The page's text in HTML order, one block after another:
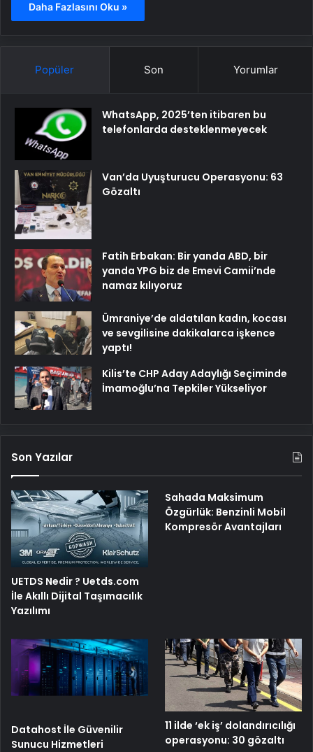
Daha Fazlasını Oku »
Popüler Son Yorumlar
WhatsApp, 2025’ten itibaren bu
telefonlarda desteklenmeyecek
Van’da Uyuşturucu Operasyonu: 63
Gözaltı
Fatih Erbakan: Bir yanda ABD, bir
yanda YPG biz de Emevi Camii’nde
namaz kılıyoruz
Ümraniye’de aldatılan kadın, kocası
ve sevgilisine dakikalarca işkence
yaptı!
Kilis’te CHP Aday Adaylığı Seçiminde
İmamoğlu’na Tepkiler Yükseliyor
Son Yazılar
UETDS Nedir ? Uetds.com
İle Akıllı Dijital Taşımacılık
Yazılımı
Sahada Maksimum
Özgürlük: Benzinli Mobil
Kompresör Avantajları
Datahost İle Güvenilir
Sunucu Hizmetleri
11 ilde ‘ek iş’ dolandırıcılığı
operasyonu: 30 gözaltı